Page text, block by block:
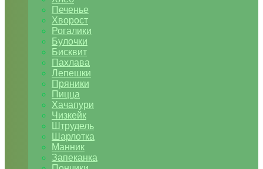
Печенье
Хворост
Рогалики
Булочки
Бисквит
Пахлава
Лепешки
Пряники
Пицца
Хачапури
Чизкейк
Штрудель
Шарлотка
Манник
Запеканка